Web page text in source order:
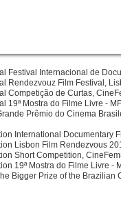
Festival Internacional de
Rendezvouz Film Festival,
Competição de Curtas,
19ª Mostra do Filme Livre -
Prêmio do Cinema
International Documentary
Lisbon Film Rendezvous
Short Competition,
19ª Mostra do Filme Livre -
Bigger Prize of the